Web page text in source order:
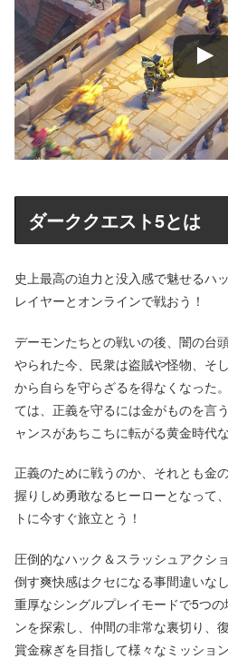
ダーククエスト5とは
史上最高の迫力と没入感で魅せるハ
レイヤーとオンラインで戦おう！
デーモンたちとの戦いの後、闇の台
やられた今、民衆は盗賊や怪物、そ
から自らを守らざるを得なくなった
ては、正義を守るには金がものを言
ャンスがあちこちに転がる黄金時代
正義のために戦うのか、それとも金
握りしめ勇敢なるヒーローとなって
トに今すぐ旅立とう！
圧倒的なハック＆スラッシュアクシ
倒す爽快感はクセになる事間違いなし
重厚なシングルプレイモードで5つ
ンを探索し、仲間の非常な裏切り、
賞金稼ぎを目指して様々なミッション